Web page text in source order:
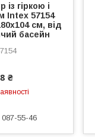
із гіркою і
Intex 57154
см, від
басейн
₴
55-46